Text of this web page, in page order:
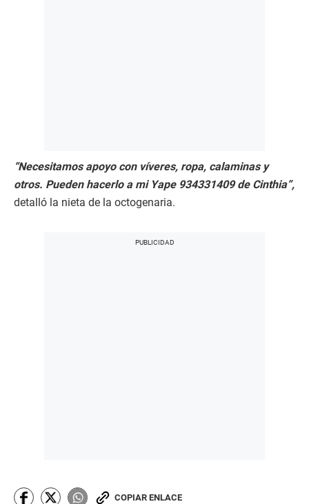
“Necesitamos apoyo con víveres, ropa, calaminas y
otros. Pueden hacerlo a mi Yape 934331409 de Cinthia”,
detalló la nieta de la octogenaria.
COPIAR ENLACE